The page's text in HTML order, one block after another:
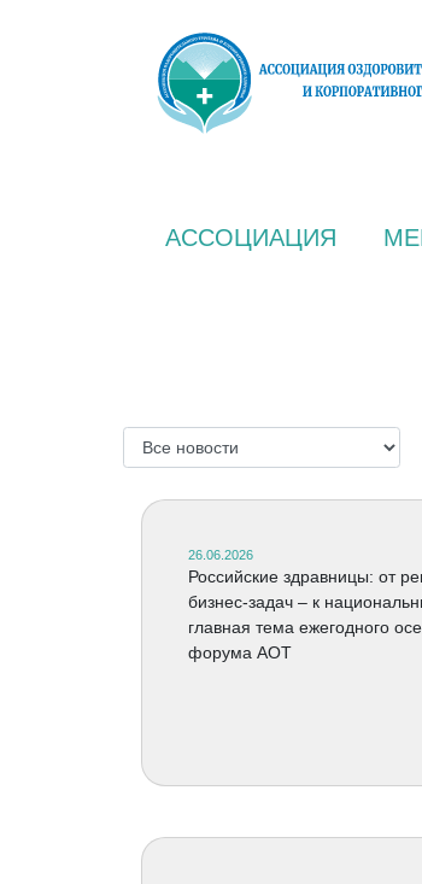
АССОЦИАЦИЯ
26.06.2026
Российские здравницы: от
бизнес-задач – к
главная тема ежегодного
форума АОТ